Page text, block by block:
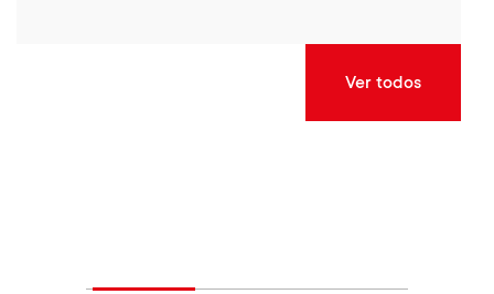
Ver todos